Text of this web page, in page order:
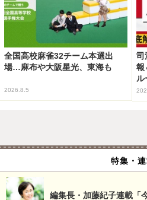
全国高校麻雀32チーム本選出
場…麻布や大阪星光、東海も
2026.8.5
司
報
ル
特集・
編集長・加藤紀子連載「